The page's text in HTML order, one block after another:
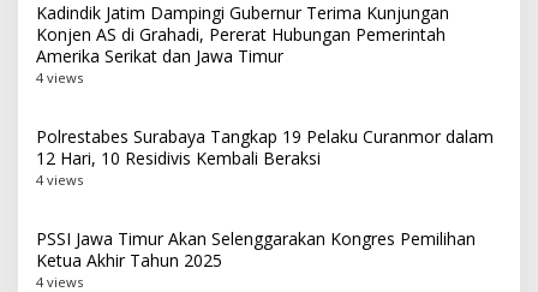
Kadindik Jatim Dampingi Gubernur Terima Kunjungan
Konjen AS di Grahadi, Pererat Hubungan Pemerintah
Amerika Serikat dan Jawa Timur
4 views
Polrestabes Surabaya Tangkap 19 Pelaku Curanmor dalam
12 Hari, 10 Residivis Kembali Beraksi
4 views
PSSI Jawa Timur Akan Selenggarakan Kongres Pemilihan
Ketua Akhir Tahun 2025
4 views